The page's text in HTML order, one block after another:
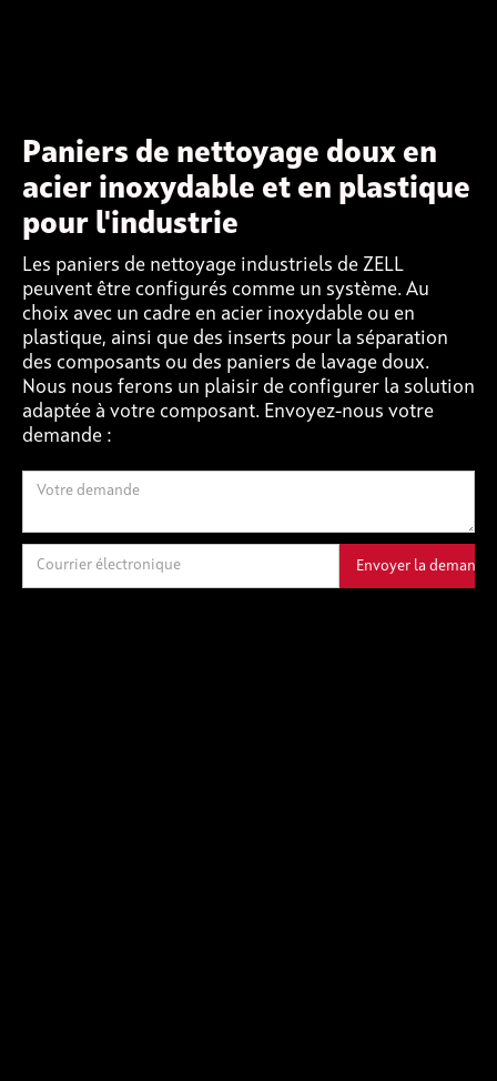
Paniers de nettoyage doux en
acier inoxydable et en plastique
pour l'industrie
Les paniers de nettoyage industriels de ZELL
peuvent être configurés comme un système. Au
choix avec un cadre en acier inoxydable ou en
plastique, ainsi que des inserts pour la séparation
des composants ou des paniers de lavage doux.
Nous nous ferons un plaisir de configurer la solution
adaptée à votre composant. Envoyez-nous votre
demande :